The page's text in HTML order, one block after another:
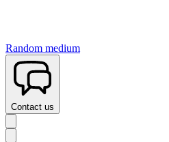
Random medium
Contact us